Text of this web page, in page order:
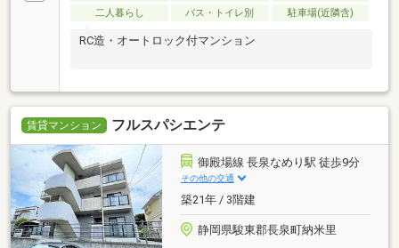
二人暮らし
バス・トイレ別 駐車場(近隣含)
RC造・オートロック付マンション
賃貸マンション フルスパシエンテ
御殿場線 長泉なめり駅 徒歩9分
その他の交通
築21年 / 3階建
静岡県駿東郡長泉町納米里